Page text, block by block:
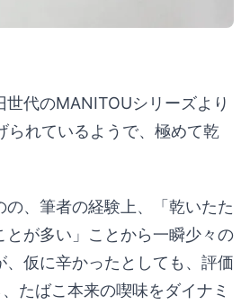
世代のMANITOUシリーズより
られているようで、極めて乾
の、筆者の経験上、「乾いたた
とが多い」ことから一瞬少々の
仮に辛かったとしても、評価
たばこ本来の喫味をダイナミ